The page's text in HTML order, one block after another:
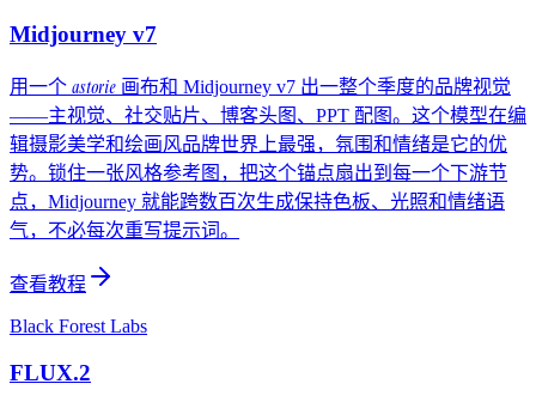
Midjourney v7
用一个 astorie 画布和 Midjourney v7 出一整个季度的品牌视觉
——主视觉、社交贴片、博客头图、PPT 配图。这个模型在编
辑摄影美学和绘画风品牌世界上最强，氛围和情绪是它的优
势。锁住一张风格参考图，把这个锚点扇出到每一个下游节
点，Midjourney 就能跨数百次生成保持色板、光照和情绪语
气，不必每次重写提示词。
查看教程
Black Forest Labs
FLUX.2